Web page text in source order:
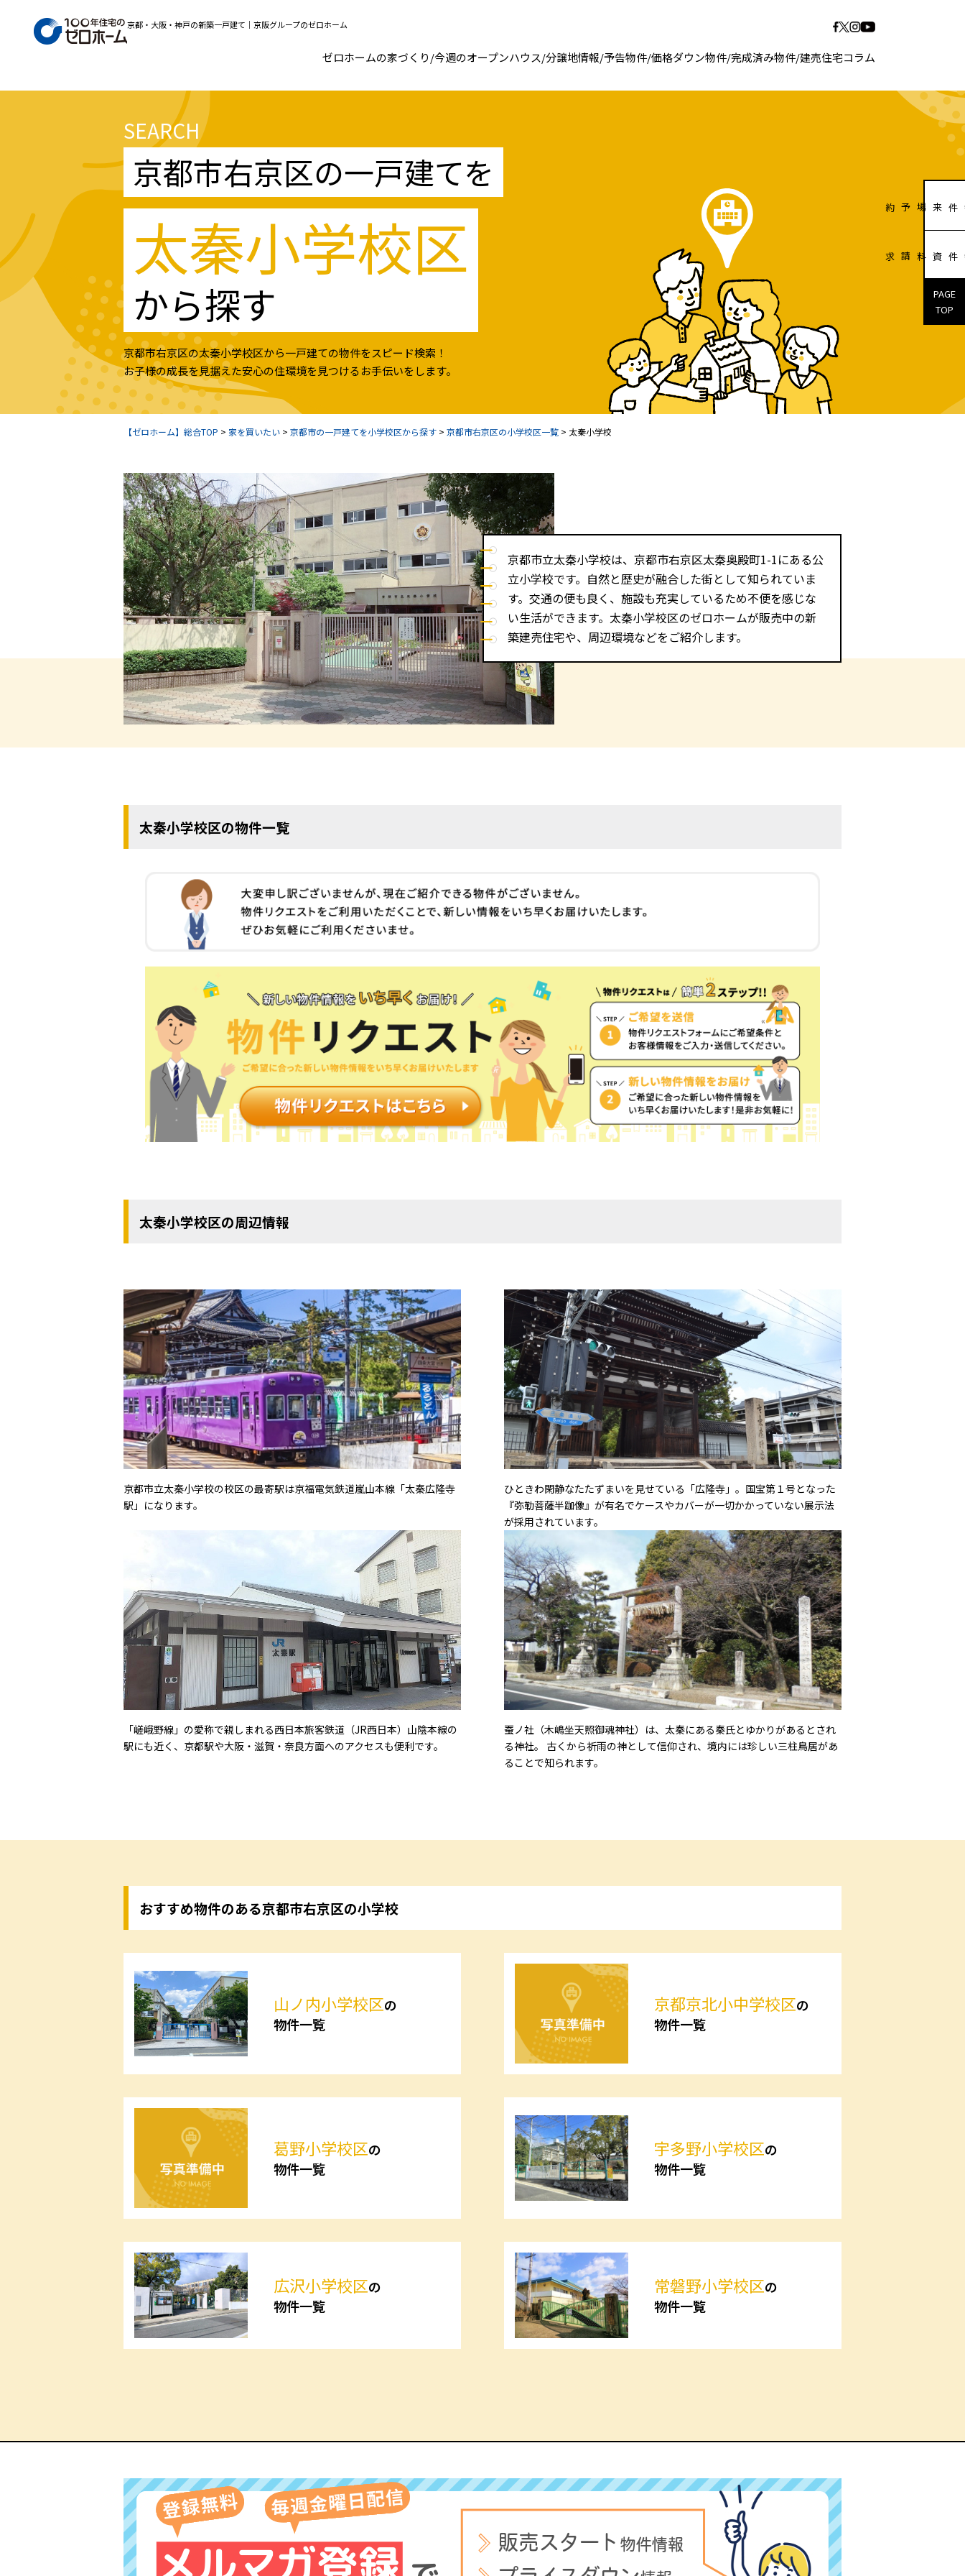
京都・大阪・神戸の新築一戸建て｜京阪グループのゼロホーム
ゼロホームの家づくり/今週のオープンハウス/分譲地情報/予告物件/価格ダウン物件/完成済み物件/建売住宅コラム
SEARCH
京都市右京区の一戸建てを
太秦小学校区
から探す
京都市右京区の太秦小学校区から一戸建ての物件をスピード検索！
お子様の成長を見据えた安心の住環境を見つけるお手伝いをします。
【ゼロホーム】総合TOP > 家を買いたい > 京都市の一戸建てを小学校区から探す > 京都市右京区の小学校区一覧 > 太秦小学校
京都市立太秦小学校は、京都市右京区太秦奥殿町1-1にある公
立小学校です。自然と歴史が融合した街として知られていま
す。交通の便も良く、施設も充実しているため不便を感じな
い生活ができます。太秦小学校区のゼロホームが販売中の新
築建売住宅や、周辺環境などをご紹介します。
太秦小学校区の物件一覧
太秦小学校区の周辺情報
京都市立太秦小学校の校区の最寄駅は京福電気鉄道嵐山本線「太秦広隆寺
駅」になります。
ひときわ閑静なたたずまいを見せている「広隆寺」。国宝第１号となった
『弥勒菩薩半跏像』が有名でケースやカバーが一切かかっていない展示法
が採用されています。
「嵯峨野線」の愛称で親しまれる西日本旅客鉄道（JR西日本）山陰本線の
駅にも近く、京都駅や大阪・滋賀・奈良方面へのアクセスも便利です。
蚕ノ社（木嶋坐天照御魂神社）は、太秦にある秦氏とゆかりがあるとされ
る神社。 古くから祈雨の神として信仰され、境内には珍しい三柱鳥居があ
ることで知られます。
おすすめ物件のある京都市右京区の小学校
山ノ内小学校区の
物件一覧
京都京北小中学校区の
物件一覧
葛野小学校区の
物件一覧
宇多野小学校区の
物件一覧
広沢小学校区の
物件一覧
常磐野小学校区の
物件一覧
販売物件来場予約
販売物件資料請求
PAGE
TOP